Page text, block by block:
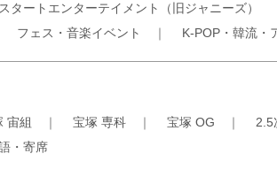
スタートエンターテイメント（旧ジャニーズ）
フェス・音楽イベント ｜ K-POP・韓流・
宙組 ｜ 宝塚 専科 ｜ 宝塚 OG ｜ 2.5
・寄席